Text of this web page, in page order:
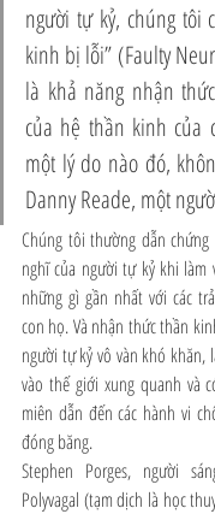
người tự kỷ, chúng tôi
kinh bị lỗi” (Faulty
là khả năng nhận
của hệ thần kinh của
một lý do nào đó,
Danny Reade, một
Chúng tôi thường dẫn
nghĩ của người tự kỷ khi làm
những gì gần nhất với các
con họ. Và nhận thức thần
người tự kỷ vô vàn khó
vào thế giới xung quanh và
miên dẫn đến các hành vi
đóng băng.
Stephen Porges, người
Polyvagal (tạm dịch là học